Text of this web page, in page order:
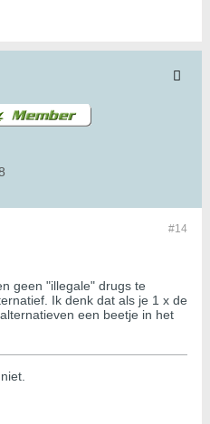
#14
geen "illegale" drugs te
Ik denk dat als je 1 x de
een beetje in het